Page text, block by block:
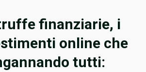
finanziarie, i
online che
tutti: